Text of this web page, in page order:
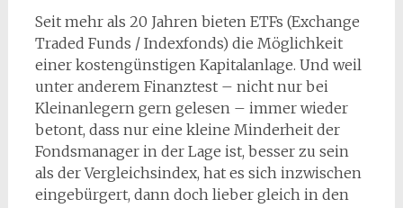
Seit mehr als 20 Jahren bieten ETFs (Exchange
Traded Funds / Indexfonds) die Möglichkeit
einer kostengünstigen Kapitalanlage. Und weil
unter anderem Finanztest – nicht nur bei
Kleinanlegern gern gelesen – immer wieder
betont, dass nur eine kleine Minderheit der
Fondsmanager in der Lage ist, besser zu sein
als der Vergleichsindex, hat es sich inzwischen
eingebürgert, dann doch lieber gleich in den